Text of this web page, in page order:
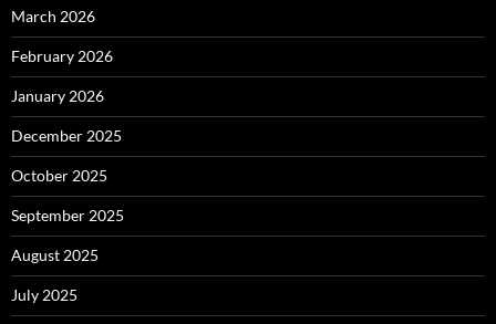
March 2026
February 2026
January 2026
December 2025
October 2025
September 2025
August 2025
July 2025